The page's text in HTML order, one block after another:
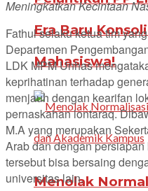
Era Baru
Mahasiswa!
Menolak
Meningkatkan Kecintaan
Fathul selaku ketua tim
Departemen
LDK MPM Unhas
keprihatinan terhadap
menjauh dengan kearifan
pernaskahan lontaraq.
M.A yang merupakan
Arab dan dengan
tersebut bisa bersaing
universitas lain.